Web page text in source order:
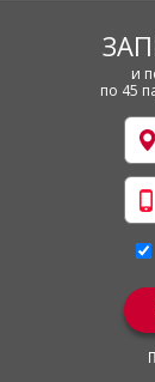
и
по 45